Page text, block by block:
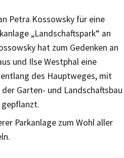
Petra Kossowsky für eine
„Landschaftspark“ an
hat zum Gedenken an
und Ilse Westphal eine
entlang des Hauptweges, mit
Garten- und Landschaftsbau
gepflanzt.
Parkanlage zum Wohl aller